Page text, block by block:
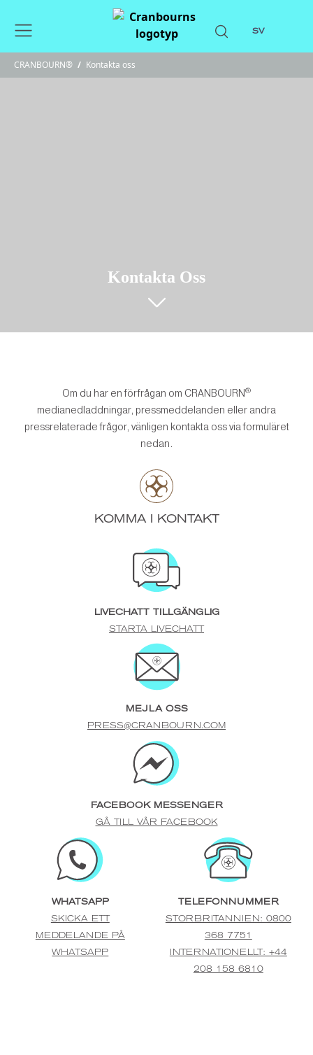
SV
CRANBOURN® / Kontakta oss
Kontakta Oss
Om du har en förfrågan om CRANBOURN®
medianedladdningar, pressmeddelanden eller andra
pressrelaterade frågor, vänligen kontakta oss via formuläret
nedan.
KOMMA I KONTAKT
LIVECHATT TILLGÄNGLIG
STARTA LIVECHATT
MEJLA OSS
PRESS@CRANBOURN.COM
FACEBOOK MESSENGER
GÅ TILL VÅR FACEBOOK
WHATSAPP
SKICKA ETT
MEDDELANDE PÅ
WHATSAPP
TELEFONNUMMER
STORBRITANNIEN: 0800
368 7751
INTERNATIONELLT: +44
208 158 6810